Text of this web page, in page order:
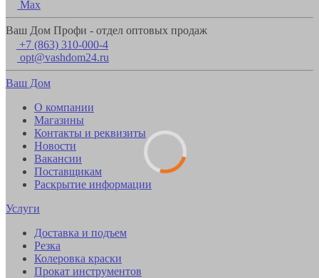
Max
Ваш Дом Профи - отдел оптовых продаж
+7 (863) 310-000-4
opt@vashdom24.ru
Ваш Дом
О компании
Магазины
Контакты и реквизиты
Новости
Вакансии
Поставщикам
Раскрытие информации
Услуги
Доставка и подъем
Резка
Колеровка краски
Прокат инструментов